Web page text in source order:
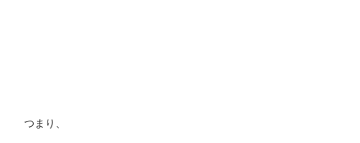
つまり、